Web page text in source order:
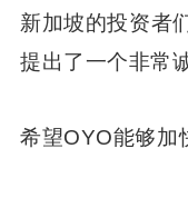
新加坡的投资者
提出了一个非常
希望OYO能够加